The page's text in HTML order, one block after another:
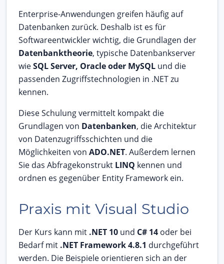
Enterprise-Anwendungen greifen häufig auf
Datenbanken zurück. Deshalb ist es für
Softwareentwickler wichtig, die Grundlagen der
Datenbanktheorie, typische Datenbankserver
wieSQL Server, Oracle oder MySQL und die
passenden Zugriffstechnologien in .NET zu
kennen.
Diese Schulung vermittelt kompakt die
Grundlagen von Datenbanken, die Architektur
von Datenzugriffsschichten und die
Möglichkeiten von ADO.NET. Außerdem lernen
Sie das Abfragekonstrukt LINQ kennen und
ordnen es gegenüber Entity Framework ein.
Praxis mit Visual Studio
Der Kurs kann mit .NET 10 und C# 14 oder bei
Bedarf mit .NET Framework 4.8.1 durchgeführt
werden. Die Beispiele orientieren sich an der